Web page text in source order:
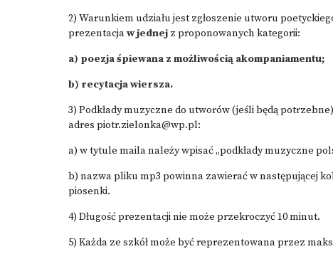
2) Warunkiem udziału jest zgłoszenie utworu
prezentacjaw jednej z proponowanych kategorii:
a) poezja śpiewana z możliwością akompaniamentu;
b) recytacja wiersza.
3) Podkłady muzyczne do utworów (jeśli będą
adres piotr.zielonka@wp.pl:
a) w tytule maila należy wpisać „podkłady muzyczne
b) nazwa pliku mp3 powinna zawierać w następującej
piosenki.
4) Długość prezentacji nie może przekroczyć 10 minut.
5) Każda ze szkół może być reprezentowana przez